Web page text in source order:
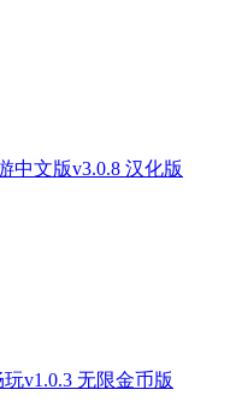
中文版v3.0.8 汉化版
v1.0.3 无限金币版